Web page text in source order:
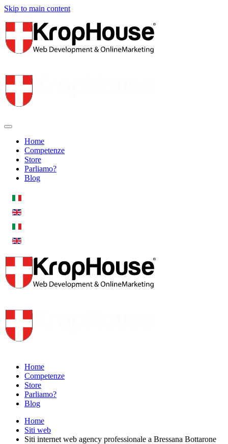
Skip to main content
Home
Competenze
Store
Parliamo?
Blog
Home
Competenze
Store
Parliamo?
Blog
Home
Siti web
Siti internet web agency professionale a Bressana Bottarone